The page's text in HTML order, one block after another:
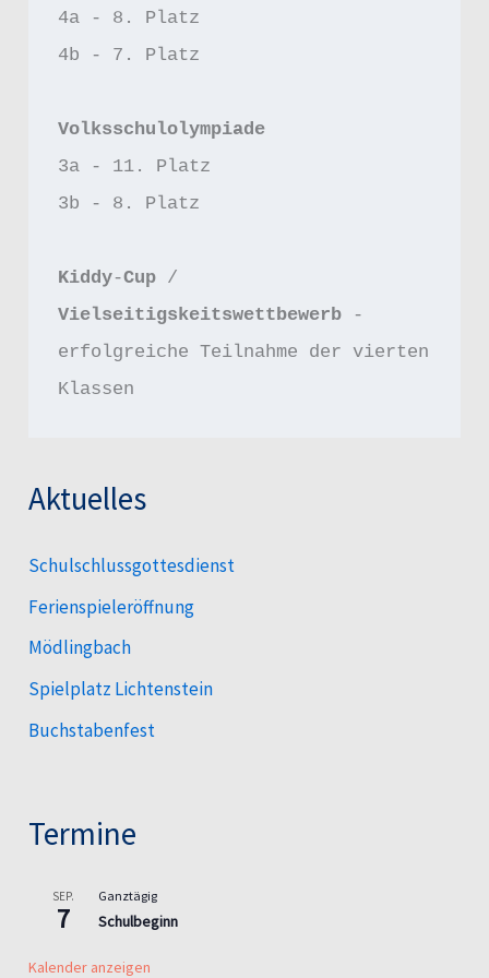
4a - 8. Platz
4b - 7. Platz
Volksschulolympiade
3a - 11. Platz
3b - 8. Platz
Kiddy-Cup
Vielseitigskeitswettbewerb -
erfolgreiche Teilnahme der vierten
Klassen
Aktuelles
Schulschlussgottesdienst
Ferienspieleröffnung
Mödlingbach
Spielplatz Lichtenstein
Buchstabenfest
Termine
SEP.
7
Ganztägig
Schulbeginn
Kalender anzeigen